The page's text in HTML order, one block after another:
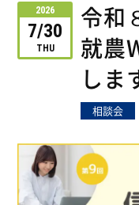
2026
7/30
THU
令和
就農
しま
相談会